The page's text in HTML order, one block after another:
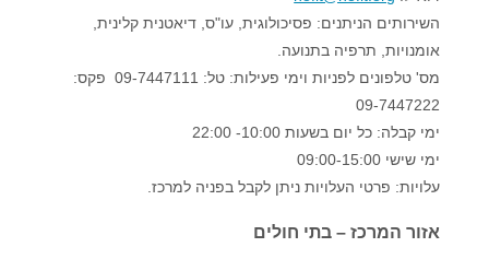
השירותים הניתנים: פסיכולוגית, עו"ס, דיאטנית קלינית,
אומנויות, תרפיה בתנועה.
מס' טלפונים לפניות וימי פעילות: טל: 09-7447111 פקס:
09-7447222
ימי קבלה: כל יום בשעות 10:00- 22:00
ימי שישי 09:00-15:00
עלויות: פרטי העלויות ניתן לקבל בפניה למרכז.
אזור המרכז – בתי חולים